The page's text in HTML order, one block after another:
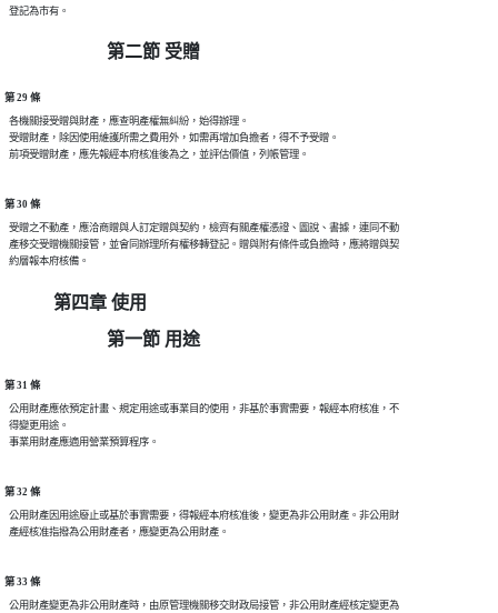
第二節 受贈
第 29 條
  各機關接受贈與財產，應查明產權無糾紛，始得辦理。
  受贈財產，除因使用維護所需之費用外，如需再增加負擔者，得不予受贈。
第 30 條
  受贈之不動產，應洽商贈與人訂定贈與契約，檢齊有關產權憑證、圖說、書據，連同不動
  產移交受贈機關接管，並會同辦理所有權移轉登記。贈與附有條件或負擔時，應將贈與契
第四章 使用
第一節 用途
第 31 條
  公用財產應依預定計畫、規定用途或事業目的使用，非基於事實需要，報經本府核准，不
  得變更用途。
第 32 條
  公用財產因用途廢止或基於事實需要，得報經本府核准後，變更為非公用財產。非公用財
第 33 條
  公用財產變更為非公用財產時，由原管理機關移交財政局接管，非公用財產經核定變更為